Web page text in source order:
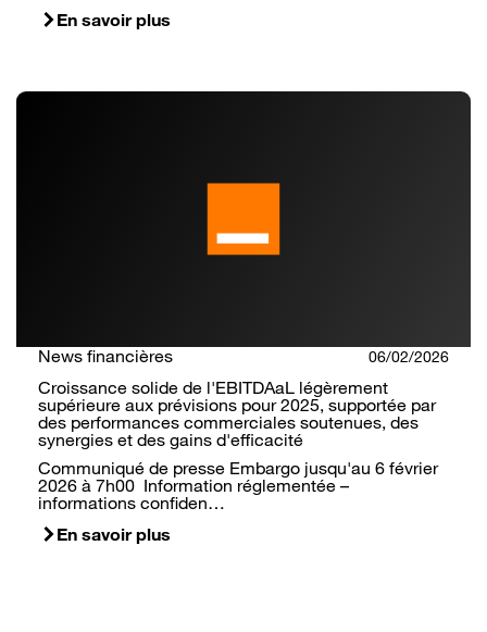
En savoir plus
News financières 06/02/2026
Croissance solide de l'EBITDAaL légèrement
supérieure aux prévisions pour 2025, supportée par
des performances commerciales soutenues, des
synergies et des gains d'efficacité
Communiqué de presse Embargo jusqu'au 6 février
2026 à 7h00 Information réglementée –
informations confiden…
En savoir plus